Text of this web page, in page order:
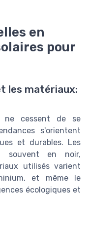
en
pour
les matériaux:
ne cessent de se
s'orientent
et durables. Les
souvent en noir,
utilisés varient
et même le
écologiques et